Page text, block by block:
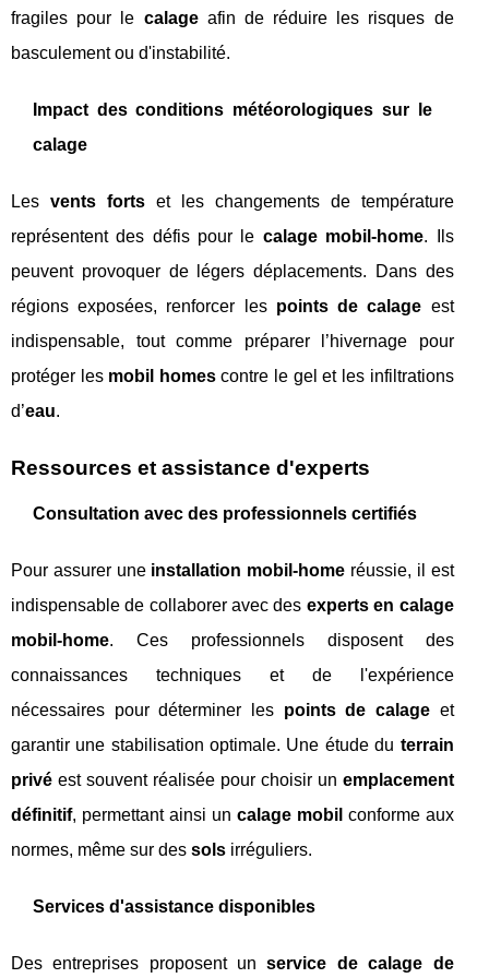
fragiles pour le calageafin de réduire les risques de
basculement ou d'instabilité.
Impact des conditions météorologiques sur le
calage
Les vents fortset les changements de température
représentent des défis pour le calage mobil-home. Ils
peuvent provoquer de légers déplacements. Dans des
régions exposées, renforcer les points de calage est
indispensable, tout comme préparer l’hivernage pour
protéger les mobil homescontre le gel et les infiltrations
d’eau.
Ressources et assistance d'experts
Consultation avec des professionnels certifiés
Pour assurer une installation mobil-home réussie, il est
indispensable de collaborer avec des experts en calage
mobil-home. Ces professionnels disposent des
connaissances techniques et de l'expérience
nécessaires pour déterminer les points de calageet
garantir une stabilisation optimale. Une étude du terrain
privé est souvent réalisée pour choisir un emplacement
définitif, permettant ainsi un calage mobil conforme aux
normes, même sur des sols irréguliers.
Services d'assistance disponibles
Des entreprises proposent unservice de calage de